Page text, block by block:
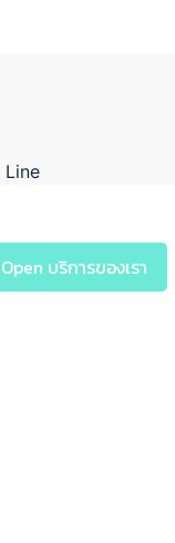
Line
Open บริการของเรา